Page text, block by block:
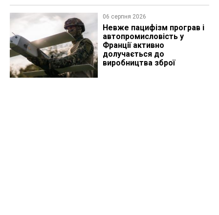
06 серпня 2026
Невже пацифізм програв і
автопромисловість у
Франції активно
долучається до
виробництва зброї